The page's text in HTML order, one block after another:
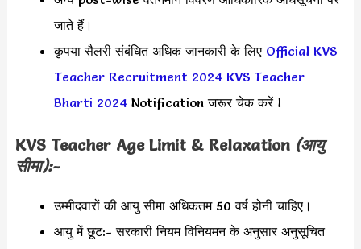
जाते हैं।
कृपया सैलरी संबंधित अधिक जानकारी के लिए Official KVS
Teacher Recruitment 2024 KVS Teacher
Bharti 2024 Notification जरूर चेक करें l
KVS Teacher Age Limit & Relaxation (आयु
सीमा):-
उम्मीदवारों की आयु सीमा अधिकतम 50 वर्ष होनी चाहिए।
आयु में छूट:- सरकारी नियम विनियमन के अनुसार अनुसूचित